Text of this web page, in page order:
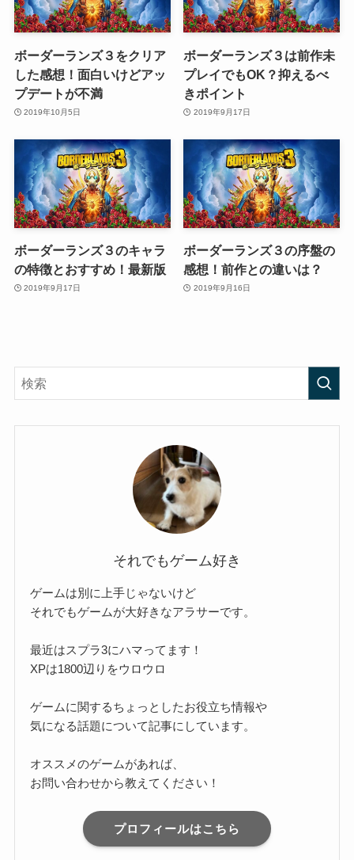
ボーダーランズ３をクリア
した感想！面白いけどアッ
プデートが不満
2019年10月5日
ボーダーランズ３は前作未
プレイでもOK？抑えるべ
きポイント
2019年9月17日
ボーダーランズ３のキャラ
の特徴とおすすめ！最新版
2019年9月17日
ボーダーランズ３の序盤の
感想！前作との違いは？
2019年9月16日
それでもゲーム好き
ゲームは別に上手じゃないけど
それでもゲームが大好きなアラサーです。
最近はスプラ3にハマってます！
XPは1800辺りをウロウロ
ゲームに関するちょっとしたお役立ち情報や
気になる話題について記事にしています。
オススメのゲームがあれば、
お問い合わせから教えてください！
プロフィールはこちら